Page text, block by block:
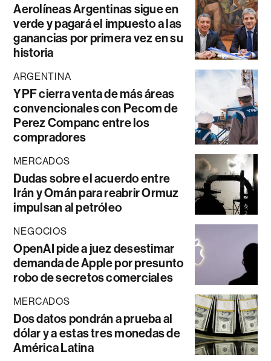
Aerolíneas Argentinas sigue en
verde y pagará el impuesto a las
ganancias por primera vez en su
historia
ARGENTINA
YPF cierra venta de más áreas
convencionales con Pecom de
Perez Companc entre los
compradores
MERCADOS
Dudas sobre el acuerdo entre
Irán y Omán para reabrir Ormuz
impulsan al petróleo
NEGOCIOS
OpenAI pide a juez desestimar
demanda de Apple por presunto
robo de secretos comerciales
MERCADOS
Dos datos pondrán a prueba al
dólar y a estas tres monedas de
América Latina